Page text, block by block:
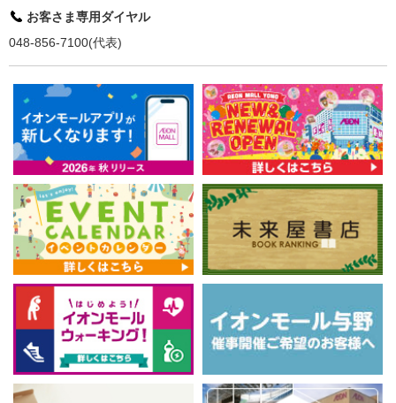
お客さま専用ダイヤル
048-856-7100(代表)